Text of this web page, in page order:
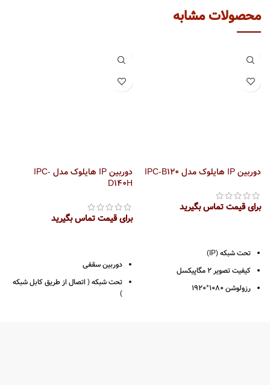
محصولات مشابه
دوربین IP هایلوک مدل IPC-B120
برای قیمت تماس بگیرید
تحت شبکه (IP)
کیفیت تصویر 2 مگاپیکسل
رزولوشن 1080*1920
دوربین IP هایلوک مدل IPC-
D140H
برای قیمت تماس بگیرید
دوربین سقفی
تحت شبکه ( اتصال از طریق کابل شبکه
)